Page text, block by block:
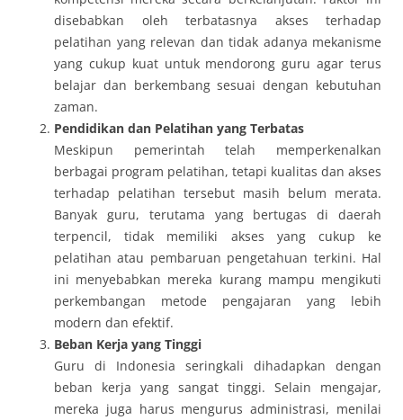
disebabkan oleh terbatasnya akses terhadap
pelatihan yang relevan dan tidak adanya mekanisme
yang cukup kuat untuk mendorong guru agar terus
belajar dan berkembang sesuai dengan kebutuhan
zaman.
Pendidikan dan Pelatihan yang Terbatas
Meskipun pemerintah telah memperkenalkan
berbagai program pelatihan, tetapi kualitas dan akses
terhadap pelatihan tersebut masih belum merata.
Banyak guru, terutama yang bertugas di daerah
terpencil, tidak memiliki akses yang cukup ke
pelatihan atau pembaruan pengetahuan terkini. Hal
ini menyebabkan mereka kurang mampu mengikuti
perkembangan metode pengajaran yang lebih
modern dan efektif.
Beban Kerja yang Tinggi
Guru di Indonesia seringkali dihadapkan dengan
beban kerja yang sangat tinggi. Selain mengajar,
mereka juga harus mengurus administrasi, menilai